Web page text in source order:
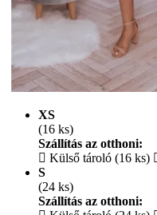
XS
(16 ks)
Szállítás az otthoni:
Külső tároló (16 ks)
S
(24 ks)
Szállítás az otthoni: